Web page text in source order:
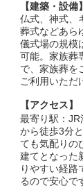
【建築・設備】
仏式、神式、
葬式などあら
儀式場の規模
可能。家族葬
で、家族葬を
ご利用いただ
【アクセス】
最寄り駅：
から徒歩3分
ても気配りの
建てとなった
りやすい経路
るので安心で